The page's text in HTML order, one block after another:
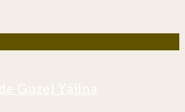
Guzel Yájina